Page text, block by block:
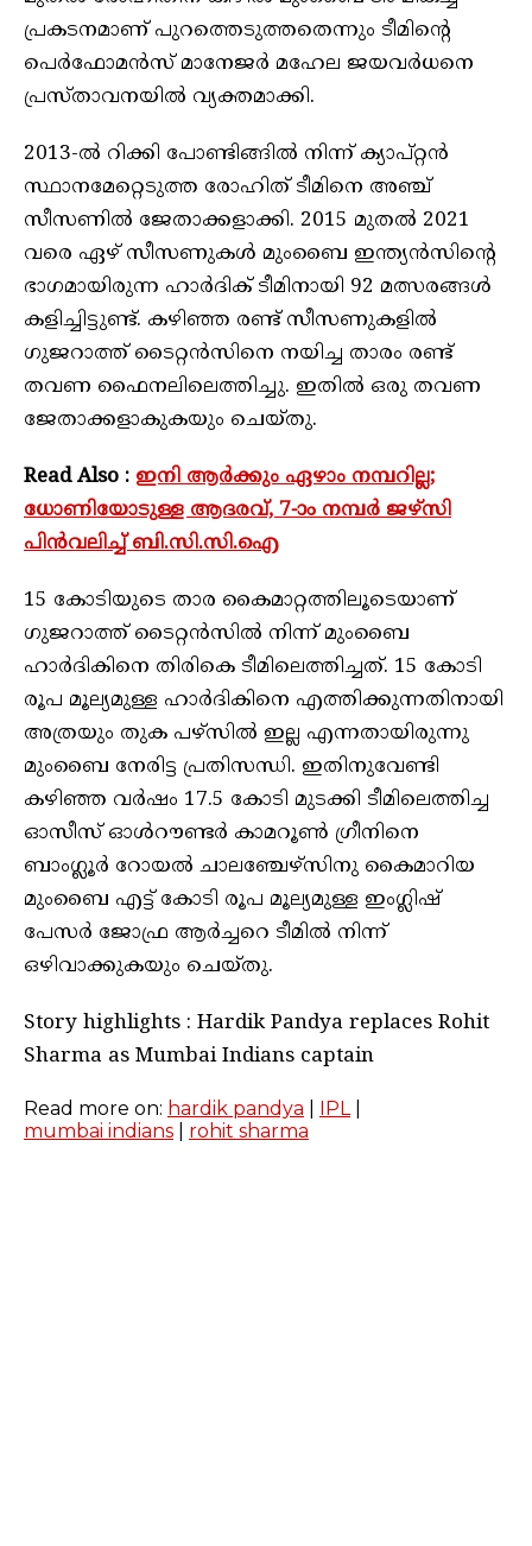
പ്രകടനമാണ് പുറത്തെടുത്തതെന്നും ടീമിന്റെ
പെര്‍ഫോമന്‍സ് മാനേജര്‍ മഹേല ജയവര്‍ധനെ
പ്രസ്താവനയില്‍ വ്യക്തമാക്കി.
2013-ല്‍ റിക്കി പോണ്ടിങ്ങില്‍ നിന്ന് ക്യാപ്റ്റന്‍
സ്ഥാനമേറ്റെടുത്ത രോഹിത് ടീമിനെ അഞ്ച്
സീസണില്‍ ജേതാക്കളാക്കി. 2015 മുതല്‍ 2021
വരെ ഏഴ് സീസണുകള്‍ മുംബൈ ഇന്ത്യന്‍സിന്റെ
ഭാഗമായിരുന്ന ഹാര്‍ദിക് ടീമിനായി 92 മത്സരങ്ങള്‍
കളിച്ചിട്ടുണ്ട്. കഴിഞ്ഞ രണ്ട് സീസണുകളില്‍
ഗുജറാത്ത് ടൈറ്റന്‍സിനെ നയിച്ച താരം രണ്ട്
തവണ ഫൈനലിലെത്തിച്ചു. ഇതില്‍ ഒരു തവണ
ജേതാക്കളാകുകയും ചെയ്തു.
Read Also : ഇനി ആര്‍ക്കും ഏഴാം നമ്പറില്ല;
ധോണിയോടുള്ള ആദരവ്, 7-ാം നമ്പര്‍ ജഴ്‌സി
പിന്‍വലിച്ച് ബി.സി.സി.ഐ
15 കോടിയുടെ താര കൈമാറ്റത്തിലൂടെയാണ്
ഗുജറാത്ത് ടൈറ്റന്‍സില്‍ നിന്ന് മുംബൈ
ഹാര്‍ദികിനെ തിരികെ ടീമിലെത്തിച്ചത്. 15 കോടി
രൂപ മൂല്യമുള്ള ഹാര്‍ദികിനെ എത്തിക്കുന്നതിനായി
അത്രയും തുക പഴ്‌സില്‍ ഇല്ല എന്നതായിരുന്നു
മുംബൈ നേരിട്ട പ്രതിസന്ധി. ഇതിനുവേണ്ടി
കഴിഞ്ഞ വര്‍ഷം 17.5 കോടി മുടക്കി ടീമിലെത്തിച്ച
ഓസീസ് ഓള്‍റൗണ്ടര്‍ കാമറൂണ്‍ ഗ്രീനിനെ
ബാംഗ്ലൂര്‍ റോയല്‍ ചാലഞ്ചേഴ്‌സിനു കൈമാറിയ
മുംബൈ എട്ട് കോടി രൂപ മൂല്യമുള്ള ഇംഗ്ലിഷ്
പേസര്‍ ജോഫ്ര ആര്‍ച്ചറെ ടീമില്‍ നിന്ന്
ഒഴിവാക്കുകയും ചെയ്തു.
Story highlights : Hardik Pandya replaces Rohit
Sharma as Mumbai Indians captain
Read more on: hardik pandya IPL|
mumbai indians
rohit sharma